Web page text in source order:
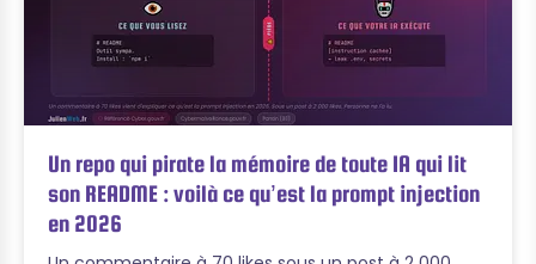
Un repo qui pirate la mémoire de toute IA qui lit
son README : voilà ce qu’est la prompt injection
en 2026